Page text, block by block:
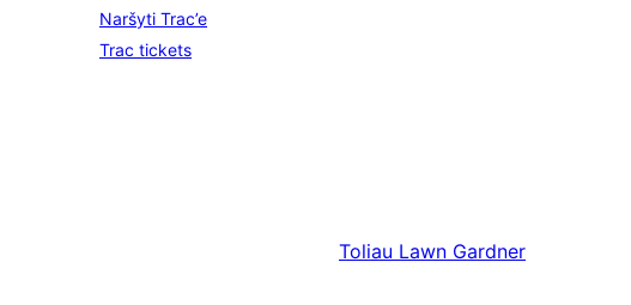
Naršyti Trac’e
Trac tickets
Toliau Lawn Gardner